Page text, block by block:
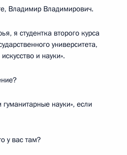
Владимир Владимирович.
я студентка второго курса
университета,
и науки».
гуманитарные науки», если
у вас там?